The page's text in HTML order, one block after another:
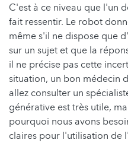
C'est à ce niveau que l'un
fait ressentir. Le robot
même s'il ne dispose que
sur un sujet et que la
il ne précise pas cette
situation, un bon médecin
allez consulter un
générative est très utile,
pourquoi nous avons
claires pour l'utilisation de